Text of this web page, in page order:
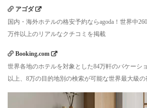
アゴダ
国内・海外ホテルの格安予約ならagoda！世界中
万件以上のリアルなクチコミを掲載
Booking.com
世界各地のホテルを対象とした84万軒のバケーシ
以上、8万の目的地別の検索が可能な世界最大級の